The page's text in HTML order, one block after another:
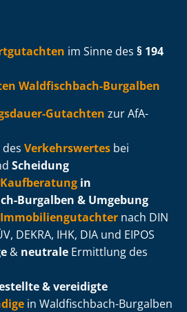
im Sinne des § 194
Waldfischbach-Burgalben
Gutachten zur AfA-
des Verkehrswertes bei
Scheidung
in
Burgalben & Umgebung
Im­mo­bi­li­en­gut­ach­ter nach DIN
DEKRA, IHK, DIA und EIPOS
& neutrale Ermittlung des
& vereidigte
in Waldfischbach-Burgalben